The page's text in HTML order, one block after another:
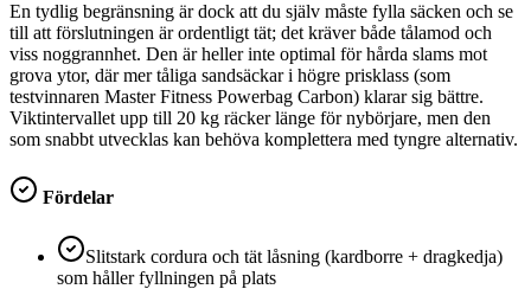
En tydlig begränsning är dock att du själv måste fylla säcken och se
till att förslutningen är ordentligt tät; det kräver både tålamod och
viss noggrannhet. Den är heller inte optimal för hårda slams mot
grova ytor, där mer tåliga sandsäckar i högre prisklass (som
testvinnaren Master Fitness Powerbag Carbon) klarar sig bättre.
Viktintervallet upp till 20 kg räcker länge för nybörjare, men den
som snabbt utvecklas kan behöva komplettera med tyngre alternativ.
Fördelar
Slitstark cordura och tät låsning (kardborre + dragkedja)
som håller fyllningen på plats